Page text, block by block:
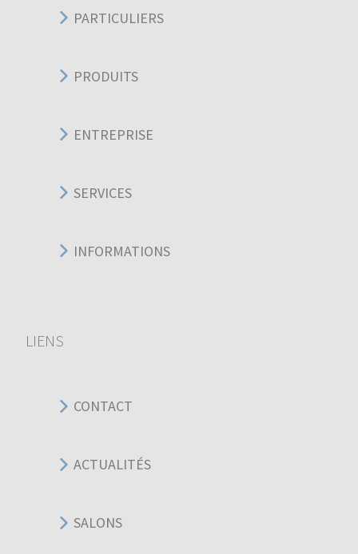
PARTICULIERS
PRODUITS
ENTREPRISE
SERVICES
INFORMATIONS
LIENS
CONTACT
ACTUALITÉS
SALONS